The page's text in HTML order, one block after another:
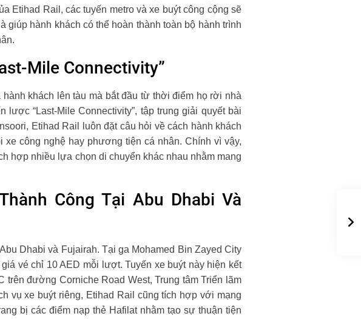
Etihad Rail, các tuyến metro và xe buýt công cộng sẽ
giúp hành khách có thể hoàn thành toàn bộ hành trình
Mile Connectivity”
khách lên tàu mà bắt đầu từ thời điểm họ rời nhà
“Last-Mile Connectivity”, tập trung giải quyết bài
Etihad Rail luôn đặt câu hỏi về cách hành khách
công nghệ hay phương tiện cá nhân. Chính vì vậy,
hợp nhiều lựa chọn di chuyển khác nhau nhằm mang
Công Tại Abu Dhabi Và
Dhabi và Fujairah. Tại ga Mohamed Bin Zayed City
vé chỉ 10 AED mỗi lượt. Tuyến xe buýt này hiện kết
đường Corniche Road West, Trung tâm Triển lãm
vụ xe buýt riêng, Etihad Rail cũng tích hợp với mạng
bị các điểm nạp thẻ Hafilat nhằm tạo sự thuận tiện